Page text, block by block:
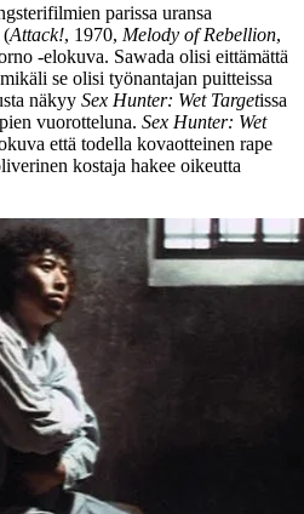
parissa uransa
(Attack!, 1970, Melody of Rebellion,
‑elokuva. Sawada olisi eittämättä
se olisi työnantajan puitteissa
näkyy Sex Hunter: Wet Targetissa
vuorotteluna. Sex Hunter: Wet
että todella kovaotteinen rape
kostaja hakee oikeutta